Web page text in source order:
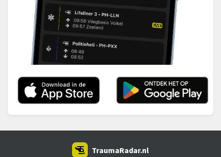
TraumaRadar.nl